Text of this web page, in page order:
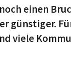
einen
günstiger.
viele